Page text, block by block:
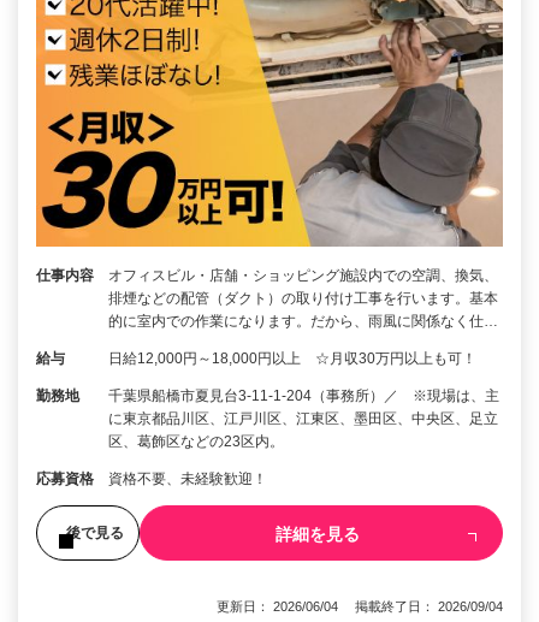
仕事内容
オフィスビル・店舗・ショッピング施設内での空調、換気、
排煙などの配管（ダクト）の取り付け工事を行います。基本
的に室内での作業になります。だから、雨風に関係なく仕…
給与 日給12,000円～18,000円以上 ☆月収30万円以上も可！
勤務地
千葉県船橋市夏見台3-11-1-204（事務所）／ ※現場は、主
に東京都品川区、江戸川区、江東区、墨田区、中央区、足立
区、葛飾区などの23区内。
応募資格 資格不要、未経験歓迎！
後で見る 詳細を見る
更新日： 2026/06/04 掲載終了日： 2026/09/04